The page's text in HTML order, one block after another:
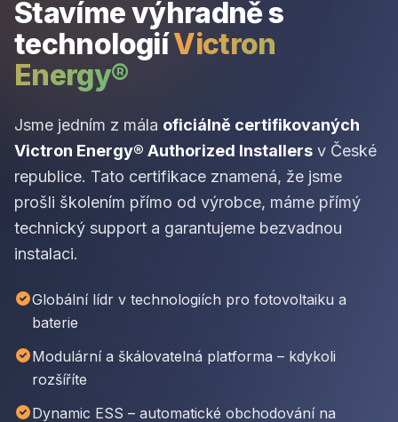
Stavíme výhradně s
technologiíVictron
Energy®
Jsme jedním z mála oficiálně certifikovaných
Victron Energy® Authorized Installers v České
republice. Tato certifikace znamená, že jsme
prošli školením přímo od výrobce, máme přímý
technický support a garantujeme bezvadnou
instalaci.
Globální lídr v technologiích pro fotovoltaiku a
baterie
Modulární a škálovatelná platforma – kdykoli
rozšíříte
Dynamic ESS – automatické obchodování na